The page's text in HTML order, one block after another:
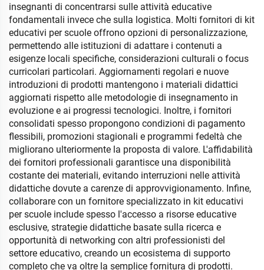
insegnanti di concentrarsi sulle attività educative
fondamentali invece che sulla logistica. Molti fornitori di kit
educativi per scuole offrono opzioni di personalizzazione,
permettendo alle istituzioni di adattare i contenuti a
esigenze locali specifiche, considerazioni culturali o focus
curricolari particolari. Aggiornamenti regolari e nuove
introduzioni di prodotti mantengono i materiali didattici
aggiornati rispetto alle metodologie di insegnamento in
evoluzione e ai progressi tecnologici. Inoltre, i fornitori
consolidati spesso propongono condizioni di pagamento
flessibili, promozioni stagionali e programmi fedeltà che
migliorano ulteriormente la proposta di valore. L'affidabilità
dei fornitori professionali garantisce una disponibilità
costante dei materiali, evitando interruzioni nelle attività
didattiche dovute a carenze di approvvigionamento. Infine,
collaborare con un fornitore specializzato in kit educativi
per scuole include spesso l'accesso a risorse educative
esclusive, strategie didattiche basate sulla ricerca e
opportunità di networking con altri professionisti del
settore educativo, creando un ecosistema di supporto
completo che va oltre la semplice fornitura di prodotti.